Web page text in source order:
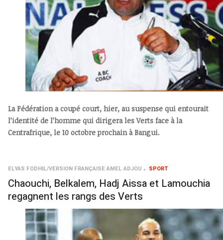
La Fédération a coupé court, hier, au suspense qui entourait
l’identité de l’homme qui dirigera les Verts face à la
Centrafrique, le 10 octobre prochain à Bangui.
ELYAS FODHIL/VERSION FRANÇAISE AMEL ADJOU SPORT
Chaouchi, Belkalem, Hadj Aissa et Lamouchia
regagnent les rangs des Verts